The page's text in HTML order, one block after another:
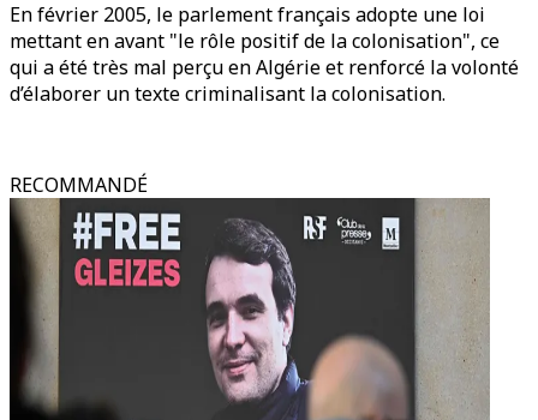
En février 2005, le parlement français adopte une loi
mettant en avant "le rôle positif de la colonisation", ce
qui a été très mal perçu en Algérie et renforcé la volonté
d’élaborer un texte criminalisant la colonisation.
RECOMMANDÉ